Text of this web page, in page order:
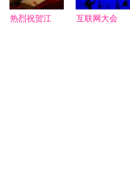
举办“红歌
热烈祝贺江
互联网大会